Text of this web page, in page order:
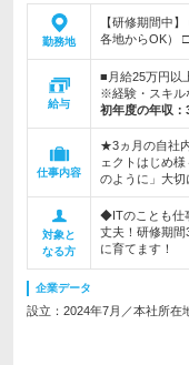
勤務地
【研修期間中
各地からOK）
給与
■月給25万円以
※経験・スキル
初年度の年収：
仕事内容
★3ヵ月の自社
ェクトはじめ
のように」大切
対象と
なる方
◆ITのことも仕
丈夫！研修期
に育てます！
企業データ
設立：2024年7月／本社所在